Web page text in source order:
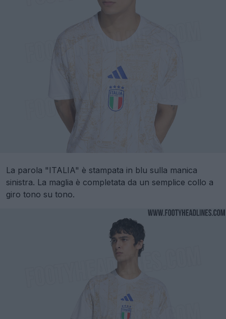
La parola "ITALIA" è stampata in blu sulla manica
sinistra. La maglia è completata da un semplice collo a
giro tono su tono.